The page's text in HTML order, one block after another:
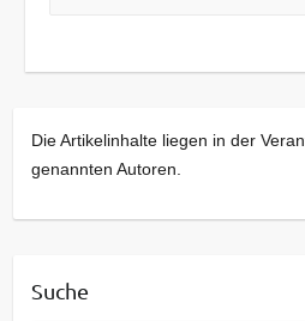
Die Artikelinhalte liegen in der
genannten Autoren.
Suche